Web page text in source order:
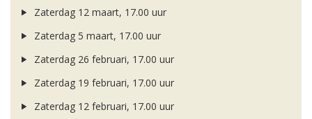
Zaterdag 12 maart, 17.00 uur
Zaterdag 5 maart, 17.00 uur
Zaterdag 26 februari, 17.00 uur
Zaterdag 19 februari, 17.00 uur
Zaterdag 12 februari, 17.00 uur